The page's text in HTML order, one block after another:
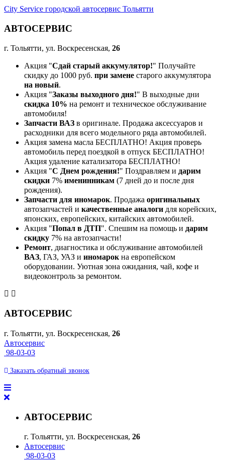
City Service городской автосервис Тольятти
АВТОСЕРВИС
г. Тольятти, ул. Воскресенская, 26
Акция "Сдай старый аккумулятор!" Получайте
скидку до 1000 руб. при замене старого аккумулятора
на новый.
Акция "Заказы выходного дня!" В выходные дни
скидка 10% на ремонт и техническое обслуживание
автомобиля!
Запчасти ВАЗ в оригинале. Продажа аксессуаров и
расходники для всего модельного ряда автомобилей.
Акция замена масла БЕСПЛАТНО! Акция проверь
автомобиль перед поездкой в отпуск БЕСПЛАТНО!
Акция удаление катализатора БЕСПЛАТНО!
Акция "С Днем рождения!" Поздравляем и дарим
скидки 7% именинникам (7 дней до и после дня
рождения).
Запчасти для иномарок. Продажа оригинальных
автозапчастей и качественные аналоги для корейских,
японских, европейских, китайских автомобилей.
Акция "Попал в ДТП". Спешим на помощь и дарим
скидку 7% на автозапчасти!
Ремонт, диагностика и обслуживание автомобилей
ВАЗ, ГАЗ, УАЗ и иномарокна европейском
оборудовании. Уютная зона ожидания, чай, кофе и
видеоконтроль за ремонтом.
АВТОСЕРВИС
г. Тольятти, ул. Воскресенская, 26
Автосервис
98-03-03
Заказать обратный звонок
АВТОСЕРВИС
г. Тольятти, ул. Воскресенская, 26
Автосервис
98-03-03